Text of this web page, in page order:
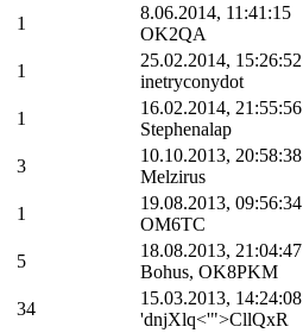
1
8.06.2014, 11:41:15
OK2QA
1
25.02.2014, 15:26:52
inetryconydot
1
16.02.2014, 21:55:56
Stephenalap
3
10.10.2013, 20:58:38
Melzirus
1
19.08.2013, 09:56:34
OM6TC
5
18.08.2013, 21:04:47
Bohus, OK8PKM
34
15.03.2013, 14:24:08
'dnjXlq<'">CllQxR